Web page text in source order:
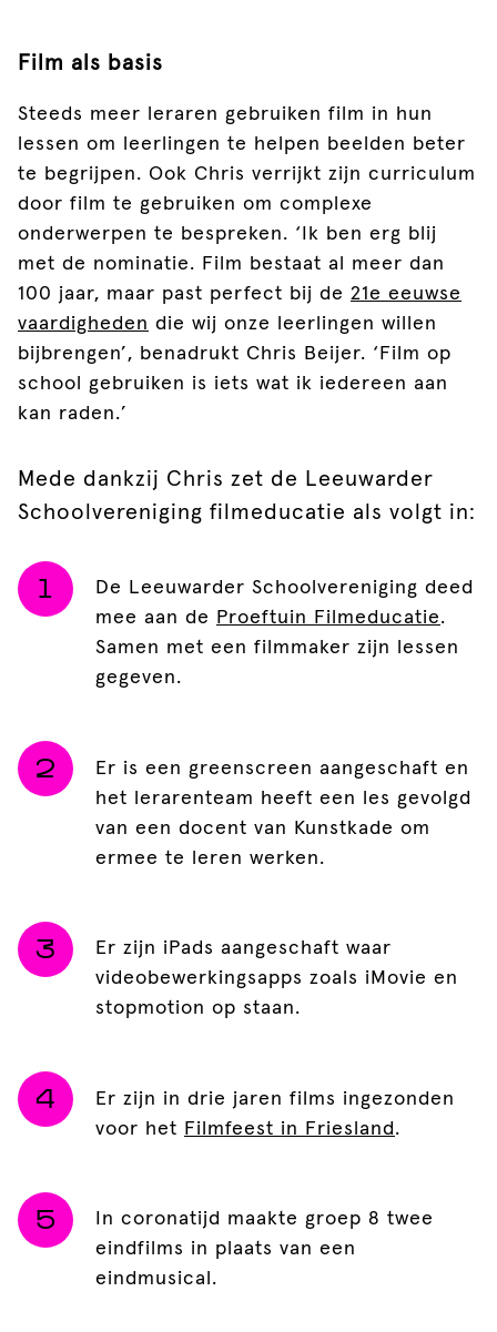
Film als basis
Steeds meer leraren gebruiken film in hun
lessen om leerlingen te helpen beelden beter
te begrijpen. Ook Chris verrijkt zijn curriculum
door film te gebruiken om complexe
onderwerpen te bespreken. ‘Ik ben erg blij
met de nominatie. Film bestaat al meer dan
100 jaar, maar past perfect bij de 21e eeuwse
vaardigheden die wij onze leerlingen willen
bijbrengen’, benadrukt Chris Beijer. ‘Film op
school gebruiken is iets wat ik iedereen aan
kan raden.’
Mede dankzij Chris zet de Leeuwarder
Schoolvereniging filmeducatie als volgt in:
De Leeuwarder Schoolvereniging deed
mee aan de
Proeftuin Filmeducatie.
Samen met een filmmaker zijn lessen
gegeven.
Er is een greenscreen aangeschaft en
het lerarenteam heeft een les gevolgd
van een docent van Kunstkade om
ermee te leren werken.
Er zijn iPads aangeschaft waar
videobewerkingsapps zoals iMovie en
stopmotion op staan.
Er zijn in drie jaren films ingezonden
voor het Filmfeest in Friesland .
In coronatijd maakte groep 8 twee
eindfilms in plaats van een
eindmusical.